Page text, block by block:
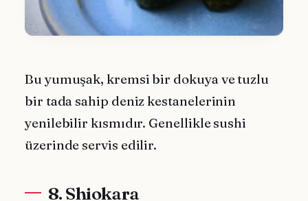
Bu yumuşak, kremsi bir dokuya ve tuzlu
bir tada sahip deniz kestanelerinin
yenilebilir kısmıdır. Genellikle sushi
üzerinde servis edilir.
8. Shiokara